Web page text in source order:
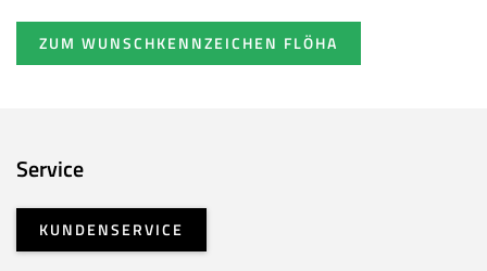
ZUM WUNSCHKENNZEICHEN FLÖHA
Service
KUNDENSERVICE